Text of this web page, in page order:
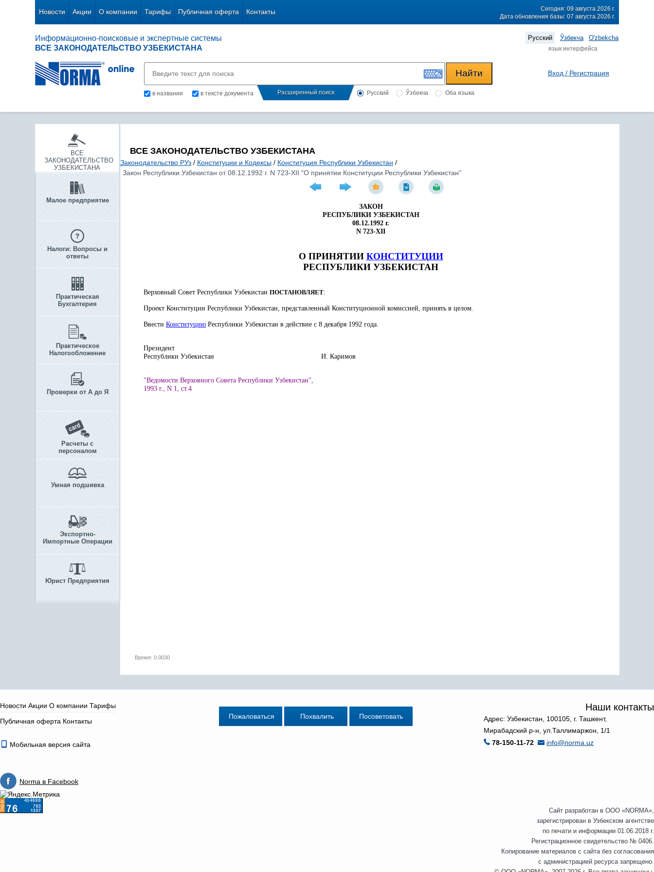
Новости Акции О компании Тарифы Публичная оферта Контакты
Сегодня: 09 августа 2026 г.
Дата обновления базы: 07 августа 2026 г.
Информационно-поисковые и экспертные системы
ВСЕ ЗАКОНОДАТЕЛЬСТВО УЗБЕКИСТАНА
Русский Ўзбекча O'zbekcha
язык интерфейса
в названии в тексте документа Расширенный поиск Русский Ўзбекча Оба языка
Вход / Регистрация
ВСЕ
ЗАКОНОДАТЕЛЬСТВО
УЗБЕКИСТАНА
Малое предприятие
Налоги: Вопросы и
ответы
Практическая
Бухгалтерия
Практическое
Налогообложение
Проверки от А до Я
Расчеты с
персоналом
Умная подшивка
Экспортно-
Импортные Операции
Юрист Предприятия
ВСЕ ЗАКОНОДАТЕЛЬСТВО УЗБЕКИСТАНА
Законодательство РУз / Конституции и Кодексы / Конституция Республики Узбекистан /
Закон Республики Узбекистан от 08.12.1992 г. N 723-XII "О принятии Конституции Республики Узбекистан"
ЗАКОН
РЕСПУБЛИКИ УЗБЕКИСТАН
08.12.1992 г.
N 723-XII
О ПРИНЯТИИ КОНСТИТУЦИИ
РЕСПУБЛИКИ УЗБЕКИСТАН
Верховный Совет Республики Узбекистан ПОСТАНОВЛЯЕТ:
Проект Конституции Республики Узбекистан, представленный Конституционной комиссией, принять в целом.
Ввести Конституцию Республики Узбекистан в действие с 8 декабря 1992 года.
Президент
Республики Узбекистан
И. Каримов
"Ведомости Верховного Совета Республики Узбекистан",
1993 г., N 1, ст.4
Время: 0.0030
Новости Акции О компании Тарифы
Публичная оферта Контакты
Наши контакты
Адрес: Узбекистан, 100105, г. Ташкент,
Мирабадский р-н, ул.Таллимаржон, 1/1
78-150-11-72
info@norma.uz
Мобильная версия сайта
Norma в Facebook
Сайт разработан в ООО «NORMA»,
зарегистрирован в Узбекском агентстве
по печати и информации 01.06.2018 г.
Регистрационное свидетельство № 0406.
Копирование материалов с сайта без согласования
с администрацией ресурса запрещено.